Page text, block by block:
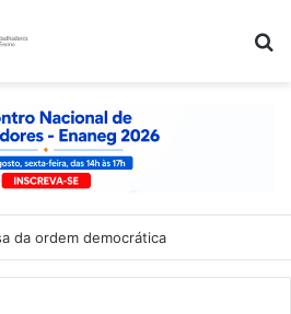
da ordem democrática